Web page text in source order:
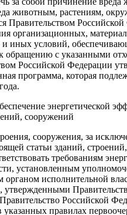
животным, растениям,
Правительством
организационных,
иных условий,
обращению с указанными
Российской Федерации
программа, которая
энергетической
сооружений
сооружения, за
статьи зданий,
требованиям
установленным
органом исполнительной
, утвержденными
Российской
указанных правилах